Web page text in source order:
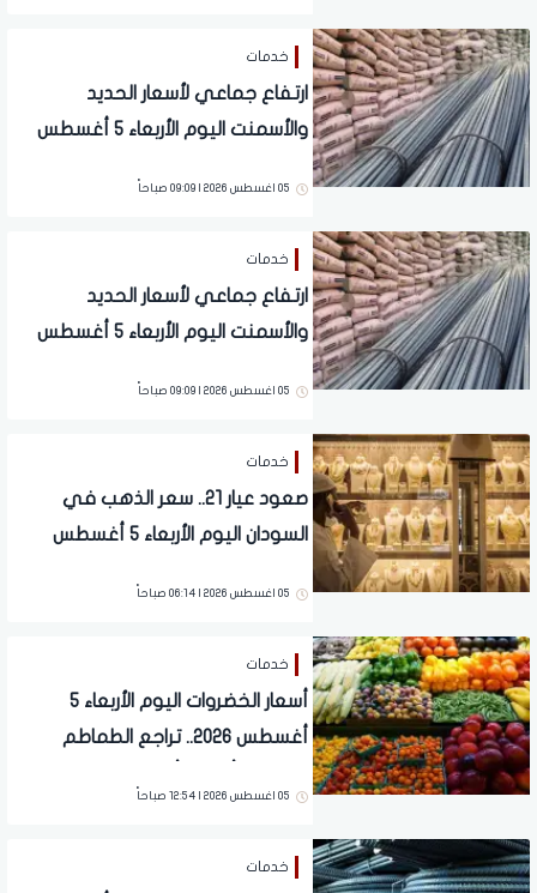
خدمات
ارتفاع جماعي لأسعار الحديد
والأسمنت اليوم الأربعاء 5 أغسطس
05 اغسطس 2026 | 09:09 صباحاً
خدمات
ارتفاع جماعي لأسعار الحديد
والأسمنت اليوم الأربعاء 5 أغسطس
05 اغسطس 2026 | 09:09 صباحاً
خدمات
صعود عيار 21.. سعر الذهب في
السودان اليوم الأربعاء 5 أغسطس
05 اغسطس 2026 | 06:14 صباحاً
خدمات
أسعار الخضروات اليوم الأربعاء 5
أغسطس 2026.. تراجع الطماطم
05 اغسطس 2026 | 12:54 صباحاً
خدمات